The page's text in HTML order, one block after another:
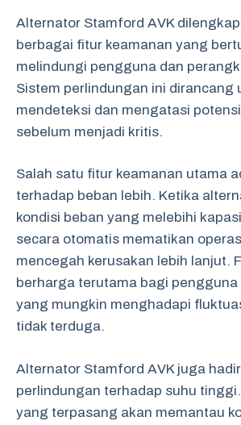
Alternator Stamford AVK
berbagai fitur keamanan yang
melindungi pengguna dan
Sistem perlindungan ini dirancang
mendeteksi dan mengatasi
sebelum menjadi kritis.
Salah satu fitur keamanan utama
terhadap beban lebih. Ketika
kondisi beban yang melebihi
secara otomatis mematikan
mencegah kerusakan lebih lanjut.
berharga terutama bagi pengguna
yang mungkin menghadapi
tidak terduga.
Alternator Stamford AVK juga
perlindungan terhadap suhu
yang terpasang akan memantau